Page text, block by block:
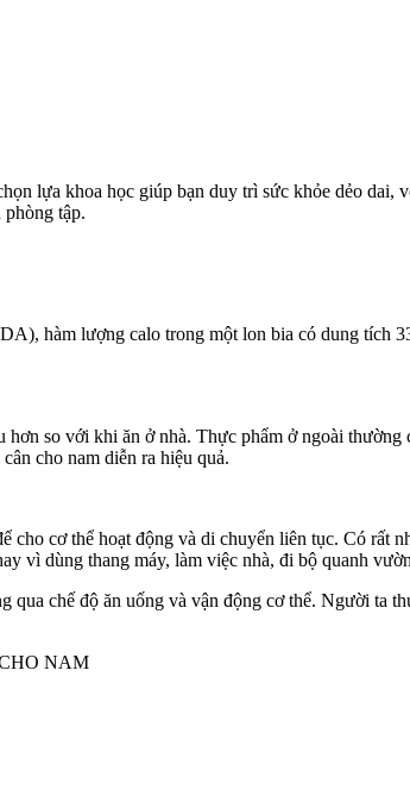
lựa khoa học giúp bạn duy trì sức khỏe dẻo
phòng tập.
hàm lượng calo trong một lon bia có dung tích
so với khi ăn ở nhà. Thực phẩm ở ngoài
cho nam diễn ra hiệu quả.
cho cơ thể hoạt động và di chuyển liên tục. Có rất
vì dùng thang máy, làm việc nhà, đi bộ quanh
qua chế độ ăn uống và vận động cơ thể. Người ta
NAM